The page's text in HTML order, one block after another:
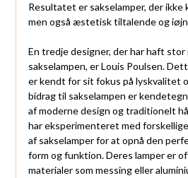
Resultatet er sakselamper, der ikke
men også æstetisk tiltalende og
En tredje designer, der har haft stor
sakselampen, er Louis Poulsen.
er kendt for sit fokus på lyskvalitet
bidrag til sakselampen er
af moderne design og traditionelt
har eksperimenteret med
af sakselamper for at opnå den
form og funktion. Deres lamper er
materialer som messing eller